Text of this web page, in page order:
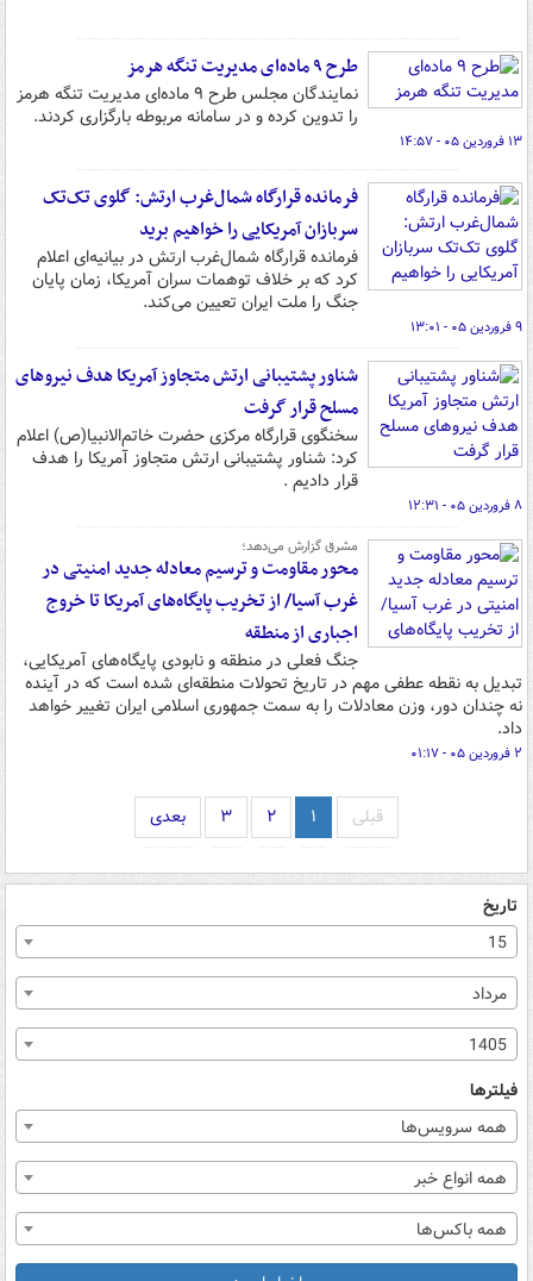
طرح ۹ ماده‌ای مدیریت تنگه هرمز
نمایندگان مجلس طرح ۹ ماده‌ای مدیریت تنگه هرمز
را تدوین کرده و در سامانه مربوطه بارگزاری کردند.
۱۳ فروردین ۰۵ - ۱۴:۵۷
فرمانده قرارگاه شمال‌غرب ارتش: گلوی تک‌تک
سربازان آمریکایی را خواهیم برید
فرمانده قرارگاه شمال‌غرب ارتش در بیانیه‌ای اعلام
کرد که بر خلاف توهمات سران آمریکا، زمان پایان
جنگ را ملت ایران تعیین می‌کند.
۹ فروردین ۰۵ - ۱۳:۰۱
شناور پشتیبانی ارتش متجاوز آمریکا هدف نیروهای
مسلح قرار گرفت
سخنگوی قرارگاه مرکزی حضرت خاتم‌الانبیا(ص) اعلام
کرد: شناور پشتیبانی ارتش متجاوز آمریکا را هدف
قرار دادیم .
۸ فروردین ۰۵ - ۱۲:۳۱
مشرق گزارش می‌دهد؛
محور مقاومت و ترسیم معادله جدید امنیتی در
غرب آسیا/ از تخریب پایگاه‌های آمریکا تا خروج
اجباری از منطقه
جنگ فعلی در منطقه و نابودی پایگاه‌های آمریکایی،
تبدیل به نقطه عطفی مهم در تاریخ تحولات منطقه‌ای شده است که در آینده
نه چندان دور، وزن معادلات را به سمت جمهوری اسلامی ایران تغییر خواهد
داد.
۲ فروردین ۰۵ - ۰۱:۱۷
قبلی ۱ ۲ ۳ بعدی
تاریخ
15
مرداد
1405
فیلترها
همه سرویس‌ها
همه انواع خبر
همه باکس‌ها